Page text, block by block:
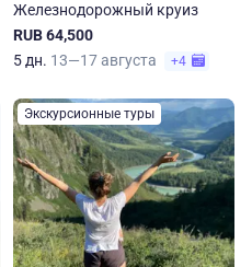
Железнодорожный круиз
RUB 64,500
5 дн. 13—17 августа +4
Экскурсионные туры